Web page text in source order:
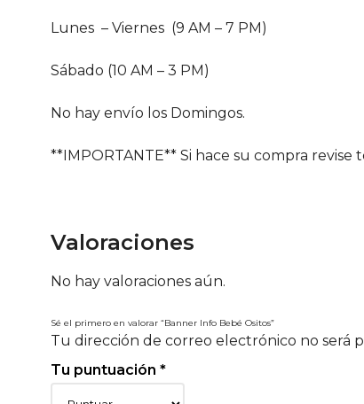
Lunes – Viernes (9 AM – 7 PM)
Sábado (10 AM – 3 PM)
No hay envío los Domingos.
**IMPORTANTE** Si hace su compra
Valoraciones
No hay valoraciones aún.
Sé el primero en valorar “Banner Info Bebé Ositos”
Tu dirección de correo electrónico no será
Tu puntuación *